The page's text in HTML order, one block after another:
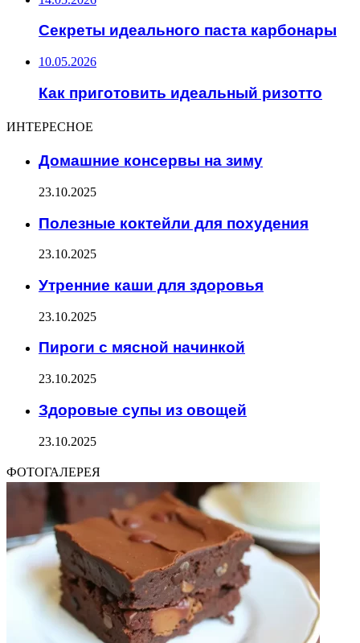
Секреты идеального паста карбонары
10.05.2026
Как приготовить идеальный ризотто
ИНТЕРЕСНОЕ
Домашние консервы на зиму
23.10.2025
Полезные коктейли для похудения
23.10.2025
Утренние каши для здоровья
23.10.2025
Пироги с мясной начинкой
23.10.2025
Здоровые супы из овощей
23.10.2025
ФОТОГАЛЕРЕЯ